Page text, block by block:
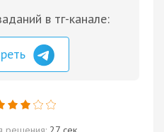
в тг-канале: